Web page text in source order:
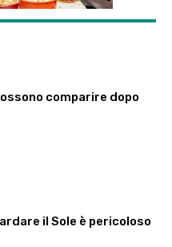
comparire dopo
il Sole è pericoloso